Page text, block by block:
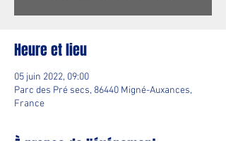
Heure et lieu
05 juin 2022, 09:00
Parc des Pré secs, 86440 Migné-Auxances,
France
À propos de l'événement